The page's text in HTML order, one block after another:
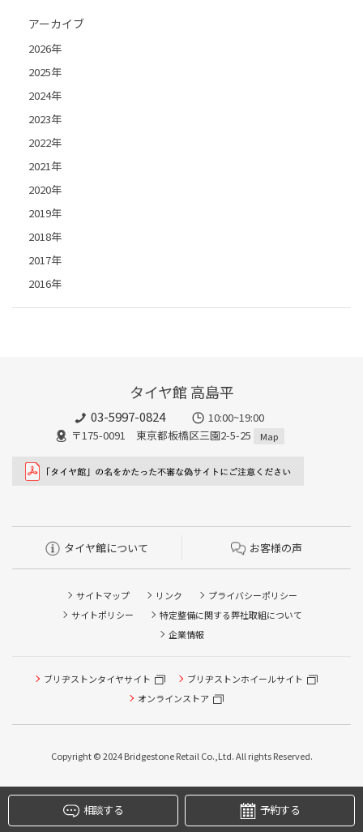
アーカイブ
2026年
2025年
2024年
2023年
2022年
2021年
2020年
2019年
2018年
2017年
2016年
タイヤ館 高島平
03-5997-0824
10:00~19:00
〒175-0091 東京都板橋区三園2-5-25
Map
タイヤ館について お客様の声
サイトマップ リンク
プライバシーポリシー
サイトポリシー
特定整備に関する弊社取組について
企業情報
ブリヂストンタイヤサイト
ブリヂストンホイールサイト
オンラインストア
Copyright © 2024 Bridgestone Retail Co.,Ltd. All rights Reserved.
相談する 予約する
タイヤ点検・安全点検/タイヤ履き替え/オイル交換/その他